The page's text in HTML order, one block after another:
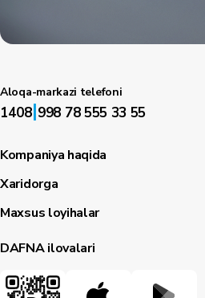
Aloqa-markazi telefoni
1408|998 78 555 33 55
Kompaniya haqida
Xaridorga
Maxsus loyihalar
DAFNA ilovalari